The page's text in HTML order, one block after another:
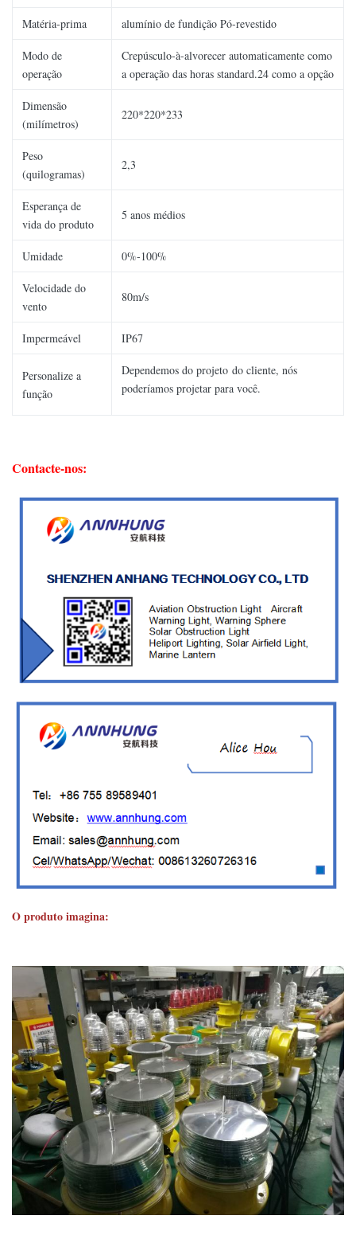
Matéria-prima alumínio de fundição Pó-revestido
Modo de
operação
Crepúsculo-à-alvorecer automaticamente como
a operação das horas standard.24 como a opção
Dimensão
(milímetros)
220*220*233
Peso
(quilogramas)
2,3
Esperança de
vida do produto
5 anos médios
Umidade 0%-100%
Velocidade do
vento
80m/s
Impermeável IP67
Personalize a
função
Dependemos do projeto do cliente, nós
poderíamos projetar para você.
Contacte-nos:
O produto imagina: